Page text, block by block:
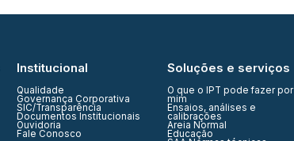
Institucional
Qualidade
Governança Corporativa
SIC/Transparência
Documentos Institucionais
Ouvidoria
Fale Conosco
Soluções e serviços
O que o IPT pode fazer por
mim
Ensaios, análises e
calibrações
Areia Normal
Educação